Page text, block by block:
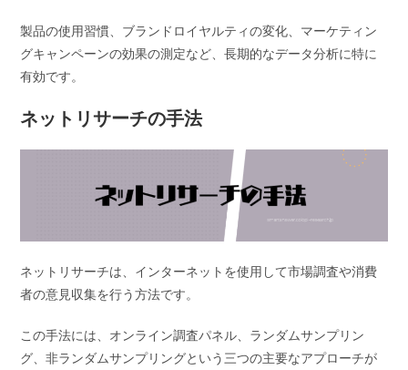
製品の使用習慣、ブランドロイヤルティの変化、マーケティン
グキャンペーンの効果の測定など、長期的なデータ分析に特に
有効です。
ネットリサーチの手法
ネットリサーチは、インターネットを使用して市場調査や消費
者の意見収集を行う方法です。
この手法には、オンライン調査パネル、ランダムサンプリン
グ、非ランダムサンプリングという三つの主要なアプローチが